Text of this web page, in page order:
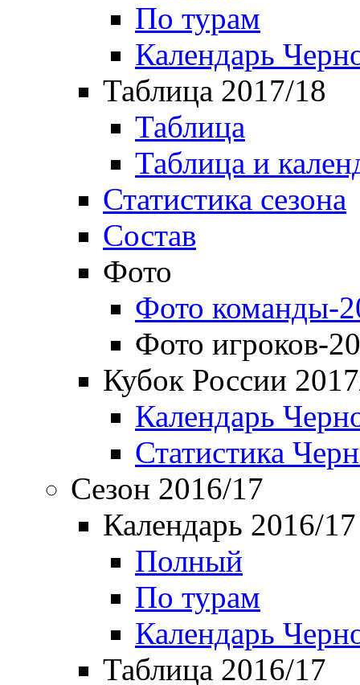
По турам
Календарь
Таблица 2017/18
Таблица
Таблица и
Статистика сезона
Состав
Фото
Фото команды-
Фото игроков-
Кубок России
Календарь
Статистика
Сезон 2016/17
Календарь 2016/17
Полный
По турам
Календарь
Таблица 2016/17